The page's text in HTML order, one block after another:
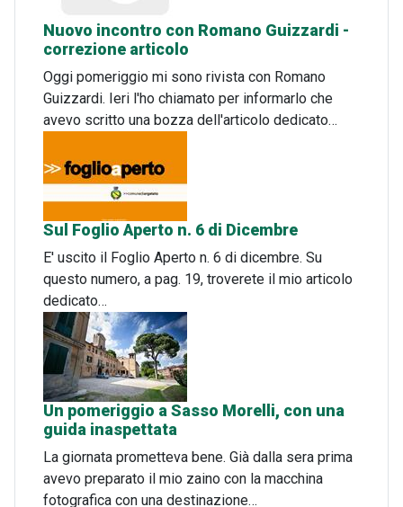
Nuovo incontro con Romano Guizzardi -
correzione articolo
Oggi pomeriggio mi sono rivista con Romano
Guizzardi. Ieri l'ho chiamato per informarlo che
avevo scritto una bozza dell'articolo dedicato…
Sul Foglio Aperto n. 6 di Dicembre
E' uscito il Foglio Aperto n. 6 di dicembre. Su
questo numero, a pag. 19, troverete il mio articolo
dedicato…
Un pomeriggio a Sasso Morelli, con una
guida inaspettata
La giornata prometteva bene. Già dalla sera prima
avevo preparato il mio zaino con la macchina
fotografica con una destinazione…